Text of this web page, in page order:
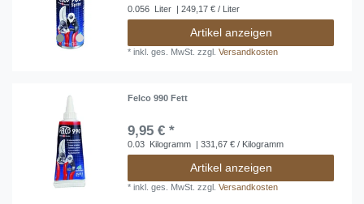
0.056 Liter | 249,17 € / Liter
Artikel anzeigen
*inkl. ges. MwSt. zzgl.Versandkosten
Felco 990 Fett
9,95 € *
0.03 Kilogramm | 331,67 € / Kilogramm
Artikel anzeigen
*inkl. ges. MwSt. zzgl.Versandkosten